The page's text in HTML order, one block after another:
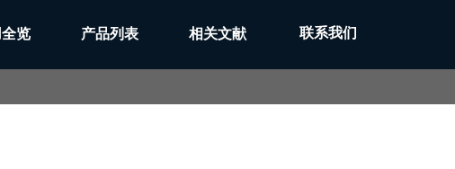
联系我们
览 产品列表 相关文献